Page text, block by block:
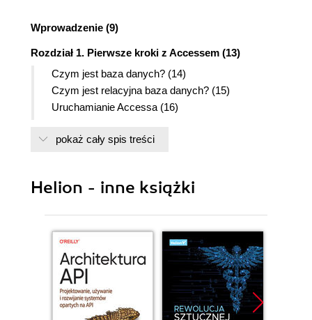
Wprowadzenie (9)
Rozdział 1. Pierwsze kroki z Accessem (13)
Czym jest baza danych? (14)
Czym jest relacyjna baza danych? (15)
Uruchamianie Accessa (16)
Okno bazy danych Accessa (20)
Rozdział 2. Tworzenie bazy danych (25)
Planowanie zawartości (26)
Planowanie struktury (27)
Planowanie relacji (28)
Tworzenie bazy danych przy użyciu kreatora (29)
Zapisywanie bazy danych (32)
Rozdział 3. Praca z tabelami (33)
Przeglądanie tabel (34)
pokaż cały spis treści
Helion - inne książki